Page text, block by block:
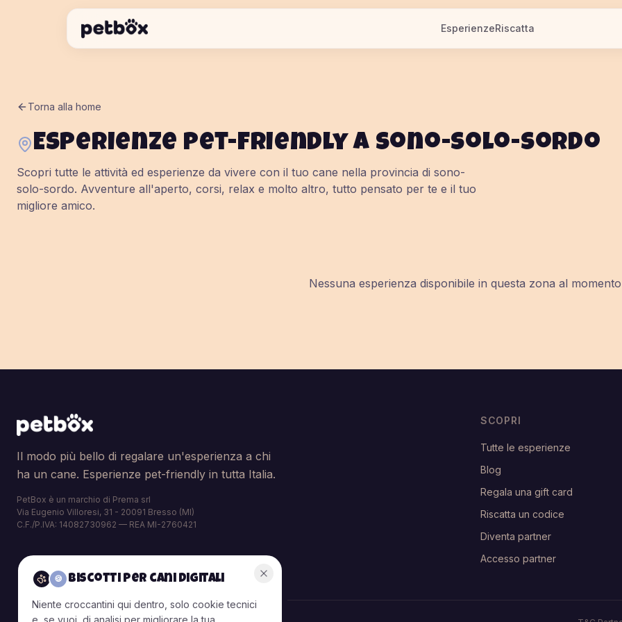
EsperienzeRiscatta
Torna alla home
Esperienze pet-friendly a sono-solo-sordo
Scopri tutte le attività ed esperienze da vivere con il tuo cane nella provincia di sono-
solo-sordo. Avventure all'aperto, corsi, relax e molto altro, tutto pensato per te e il tuo
migliore amico.
Nessuna esperienza disponibile in questa zona al
Il modo più bello di regalare un'esperienza a chi
ha un cane. Esperienze pet-friendly in tutta Italia.
PetBox è un marchio di Prema srl
Via Eugenio Villoresi, 31 - 20091 Bresso (MI)
C.F./P.IVA: 14082730962 — REA MI-2760421
SCOPRI
Tutte le esperienze
Blog
Regala una gift card
Riscatta un codice
Diventa partner
Accesso partner
🍪 Biscotti per cani digitali
Niente croccantini qui dentro, solo cookie tecnici
e, se vuoi, di analisi per migliorare la tua